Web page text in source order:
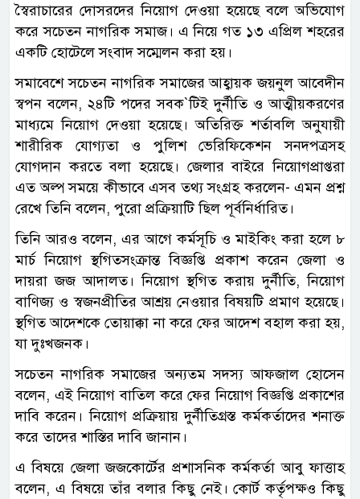
স্বৈরাচারের দোসরদের নিয়োগ দেওয়া হয়েছে বলে অভিযোগ
করে সচেতন নাগরিক সমাজ। এ নিয়ে গত ১৩ এপ্রিল শহরের
একটি হোটেলে সংবাদ সম্মেলন করা হয়।
সমাবেশে সচেতন নাগরিক সমাজের আহ্বায়ক জয়নুল আবেদীন
স্বপন বলেন, ২৪টি পদের সবক‍‍`টিই দুর্নীতি ও আত্মীয়করণের
মাধ্যমে নিয়োগ দেওয়া হয়েছে। অতিরিক্ত শর্তাবলি অনুযায়ী
শারীরিক যোগ্যতা ও পুলিশ ভেরিফিকেশন সনদপত্রসহ
যোগদান করতে বলা হয়েছে। জেলার বাইরে নিয়োগপ্রাপ্তরা
এত অল্প সময়ে কীভাবে এসব তথ্য সংগ্রহ করলেন- এমন প্রশ্ন
রেখে তিনি বলেন, পুরো প্রক্রিয়াটি ছিল পূর্বনির্ধারিত।
তিনি আরও বলেন, এর আগে কর্মসূচি ও মাইকিং করা হলে ৮
মার্চ নিয়োগ স্থগিতসংক্রান্ত বিজ্ঞপ্তি প্রকাশ করেন জেলা ও
দায়রা জজ আদালত। নিয়োগ স্থগিত করায় দুর্নীতি, নিয়োগ
বাণিজ্য ও স্বজনপ্রীতির আশ্রয় নেওয়ার বিষয়টি প্রমাণ হয়েছে।
স্থগিত আদেশকে তোয়াক্কা না করে ফের আদেশ বহাল করা হয়,
যা দুঃখজনক।
সচেতন নাগরিক সমাজের অন্যতম সদস্য আফজাল হোসেন
বলেন, এই নিয়োগ বাতিল করে ফের নিয়োগ বিজ্ঞপ্তি প্রকাশের
দাবি করেন। নিয়োগ প্রক্রিয়ায় দুর্নীতিগ্রস্ত কর্মকর্তাদের শনাক্ত
করে তাদের শাস্তির দাবি জানান।
এ বিষয়ে জেলা জজকোর্টের প্রশাসনিক কর্মকর্তা আবু ফাত্তাহ
বলেন, এ বিষয়ে তাঁর বলার কিছু নেই। কোর্ট কর্তৃপক্ষও কিছু